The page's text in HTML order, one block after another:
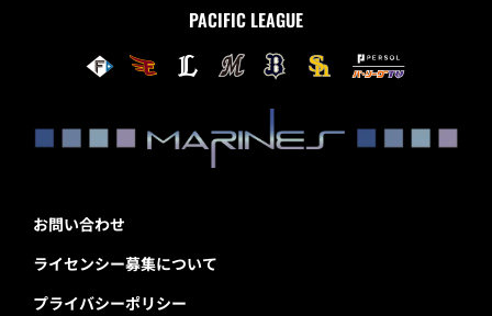
PACIFIC LEAGUE
お問い合わせ
ライセンシー募集について
プライバシーポリシー